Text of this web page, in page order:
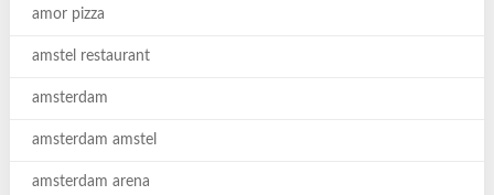
amor pizza
amstel restaurant
amsterdam
amsterdam amstel
amsterdam arena